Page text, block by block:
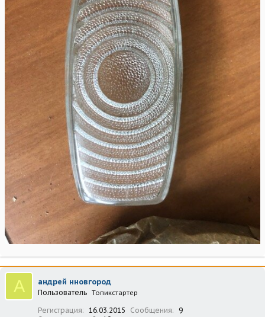
А андрей нновгород
Пользователь Топикстартер
Регистрация 16.03.2015 Сообщения
9